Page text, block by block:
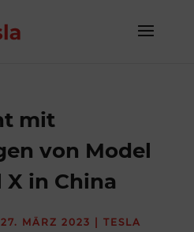
mit
von Model
X in China
27. MÄRZ 2023 |TESLA